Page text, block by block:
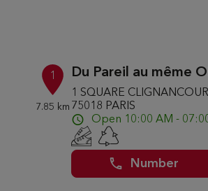
1
7.85 km
Du Pareil au même
1 SQUARE
75018 PARIS
Open 10:00 AM -
Number